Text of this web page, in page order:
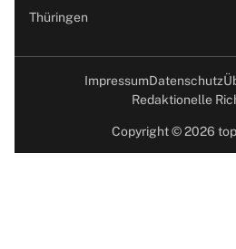
Thüringen
ImpressumDatenschutz
Redaktionelle
Copyright © 2026